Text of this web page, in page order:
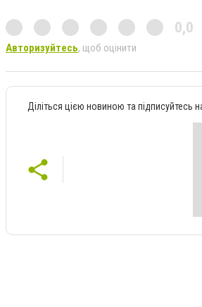
0,0
Авторизуйтесь, щоб оцінити
Діліться цією новиною та підписуйтесь